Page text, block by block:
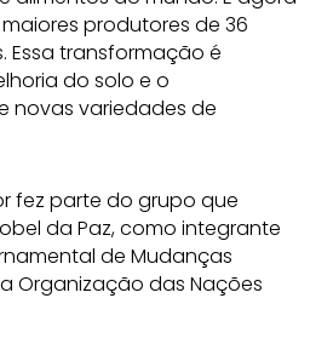
produtores de 36
Essa transformação é
do solo e o
novas variedades de
fez parte do grupo que
da Paz, como integrante
de Mudanças
Organização das Nações